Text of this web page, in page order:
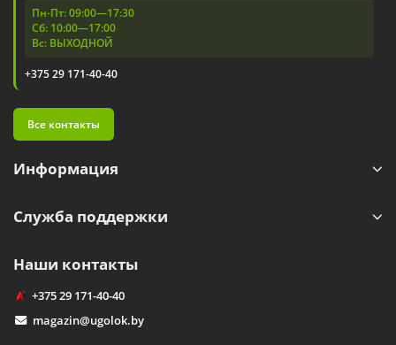
Пн-Пт: 09:00—17:30
Сб: 10:00—17:00
Вс: ВЫХОДНОЙ
+375 29 171-40-40
Все контакты
Информация
Служба поддержки
Наши контакты
+375 29 171-40-40
magazin@ugolok.by